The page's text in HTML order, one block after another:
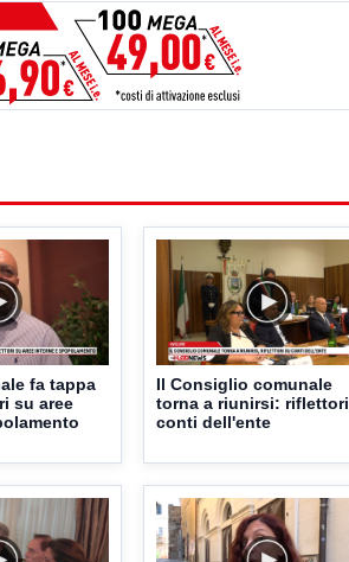
fa tappa
su aree
Il Consiglio comunale
torna a riunirsi:
conti dell'ente